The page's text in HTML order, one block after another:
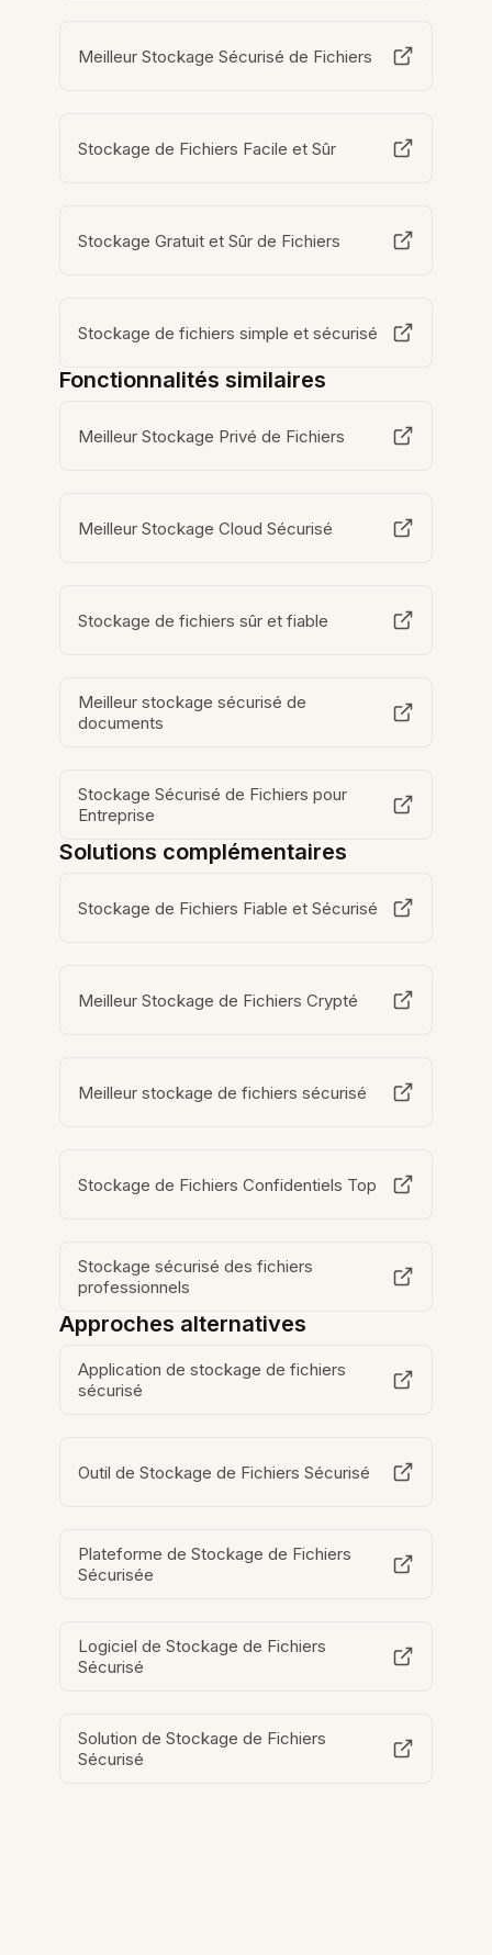
Meilleur Stockage Sécurisé de Fichiers
Stockage de Fichiers Facile et Sûr
Stockage Gratuit et Sûr de Fichiers
Stockage de fichiers simple et sécurisé
Fonctionnalités similaires
Meilleur Stockage Privé de Fichiers
Meilleur Stockage Cloud Sécurisé
Stockage de fichiers sûr et fiable
Meilleur stockage sécurisé de
documents
Stockage Sécurisé de Fichiers pour
Entreprise
Solutions complémentaires
Stockage de Fichiers Fiable et Sécurisé
Meilleur Stockage de Fichiers Crypté
Meilleur stockage de fichiers sécurisé
Stockage de Fichiers Confidentiels Top
Stockage sécurisé des fichiers
professionnels
Approches alternatives
Application de stockage de fichiers
sécurisé
Outil de Stockage de Fichiers Sécurisé
Plateforme de Stockage de Fichiers
Sécurisée
Logiciel de Stockage de Fichiers
Sécurisé
Solution de Stockage de Fichiers
Sécurisé